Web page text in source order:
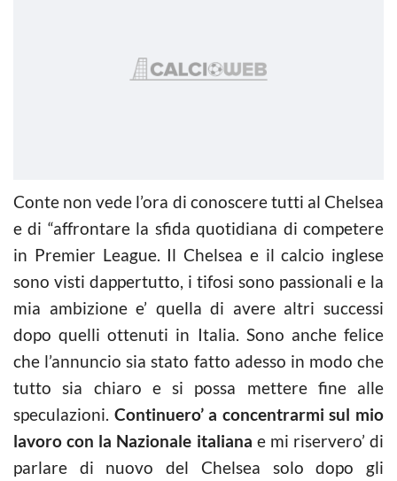
Conte non vede l’ora di conoscere tutti al Chelsea
e di “affrontare la sfida quotidiana di competere
in Premier League. Il Chelsea e ilcalcio inglese
sono visti dappertutto, i tifosi sono passionali e la
mia ambizione e’ quella di avere altri successi
dopo quelli ottenuti in Italia. Sono anche felice
che l’annuncio sia stato fatto adesso in modo che
tutto sia chiaro e si possa mettere fine alle
speculazioni. Continuero’ a concentrarmi sul mio
lavoro con la Nazionale italiana e mi riservero’ di
parlare di nuovo del Chelsea solo dopo gli